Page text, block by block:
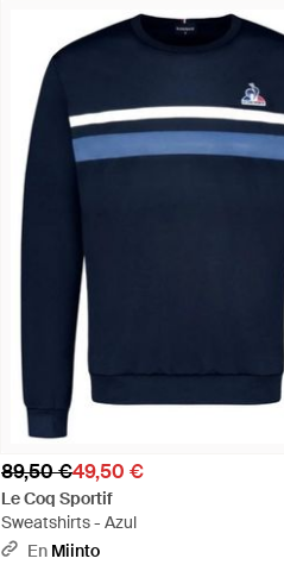
89,50 €49,50 €
Le Coq Sportif
Sweatshirts - Azul
En Miinto